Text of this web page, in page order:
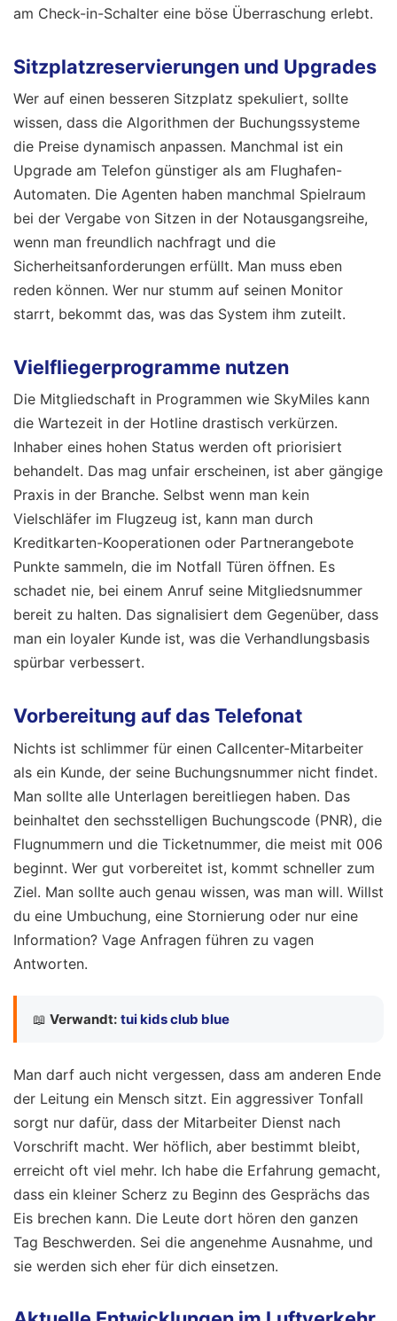
am Check-in-Schalter eine böse Überraschung erlebt.
Sitzplatzreservierungen und Upgrades
Wer auf einen besseren Sitzplatz spekuliert, sollte
wissen, dass die Algorithmen der Buchungssysteme
die Preise dynamisch anpassen. Manchmal ist ein
Upgrade am Telefon günstiger als am Flughafen-
Automaten. Die Agenten haben manchmal Spielraum
bei der Vergabe von Sitzen in der Notausgangsreihe,
wenn man freundlich nachfragt und die
Sicherheitsanforderungen erfüllt. Man muss eben
reden können. Wer nur stumm auf seinen Monitor
starrt, bekommt das, was das System ihm zuteilt.
Vielfliegerprogramme nutzen
Die Mitgliedschaft in Programmen wie SkyMiles kann
die Wartezeit in der Hotline drastisch verkürzen.
Inhaber eines hohen Status werden oft priorisiert
behandelt. Das mag unfair erscheinen, ist aber gängige
Praxis in der Branche. Selbst wenn man kein
Vielschläfer im Flugzeug ist, kann man durch
Kreditkarten-Kooperationen oder Partnerangebote
Punkte sammeln, die im Notfall Türen öffnen. Es
schadet nie, bei einem Anruf seine Mitgliedsnummer
bereit zu halten. Das signalisiert dem Gegenüber, dass
man ein loyaler Kunde ist, was die Verhandlungsbasis
spürbar verbessert.
Vorbereitung auf das Telefonat
Nichts ist schlimmer für einen Callcenter-Mitarbeiter
als ein Kunde, der seine Buchungsnummer nicht findet.
Man sollte alle Unterlagen bereitliegen haben. Das
beinhaltet den sechsstelligen Buchungscode (PNR), die
Flugnummern und die Ticketnummer, die meist mit 006
beginnt. Wer gut vorbereitet ist, kommt schneller zum
Ziel. Man sollte auch genau wissen, was man will. Willst
du eine Umbuchung, eine Stornierung oder nur eine
Information? Vage Anfragen führen zu vagen
Antworten.
📖 Verwandt: tui kids club blue
Man darf auch nicht vergessen, dass am anderen Ende
der Leitung ein Mensch sitzt. Ein aggressiver Tonfall
sorgt nur dafür, dass der Mitarbeiter Dienst nach
Vorschrift macht. Wer höflich, aber bestimmt bleibt,
erreicht oft viel mehr. Ich habe die Erfahrung gemacht,
dass ein kleiner Scherz zu Beginn des Gesprächs das
Eis brechen kann. Die Leute dort hören den ganzen
Tag Beschwerden. Sei die angenehme Ausnahme, und
sie werden sich eher für dich einsetzen.